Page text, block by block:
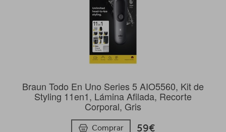
Braun Todo En Uno Series 5 AIO5560, Kit de
Styling 11en1, Lámina Afilada, Recorte
Corporal, Gris
Comprar 59€